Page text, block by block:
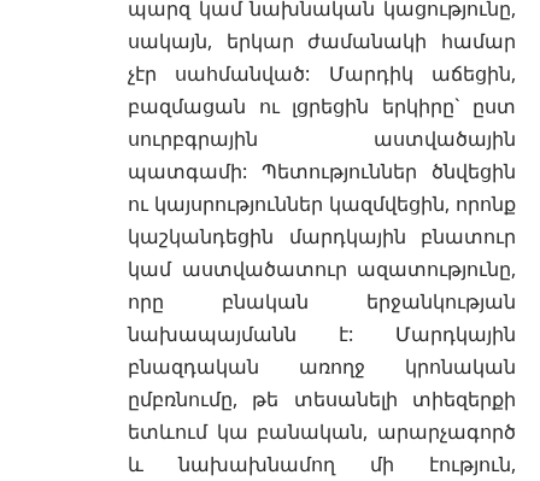
պարզ կամ նախնական կացությունը,
սակայն, երկար ժամանակի համար
չէր սահմանված: Մարդիկ աճեցին,
բազմացան ու լցրեցին երկիրը` ըստ
սուրբգրային աստվածային
պատգամի: Պետություններ ծնվեցին
ու կայսրություններ կազմվեցին, որոնք
կաշկանդեցին մարդկային բնատուր
կամ աստվածատուր ազատությունը,
որը բնական երջանկության
նախապայմանն է: Մարդկային
բնազդական առողջ կրոնական
ըմբռնումը, թե տեսանելի տիեզերքի
ետևում կա բանական, արարչագործ
և նախախնամող մի էություն,